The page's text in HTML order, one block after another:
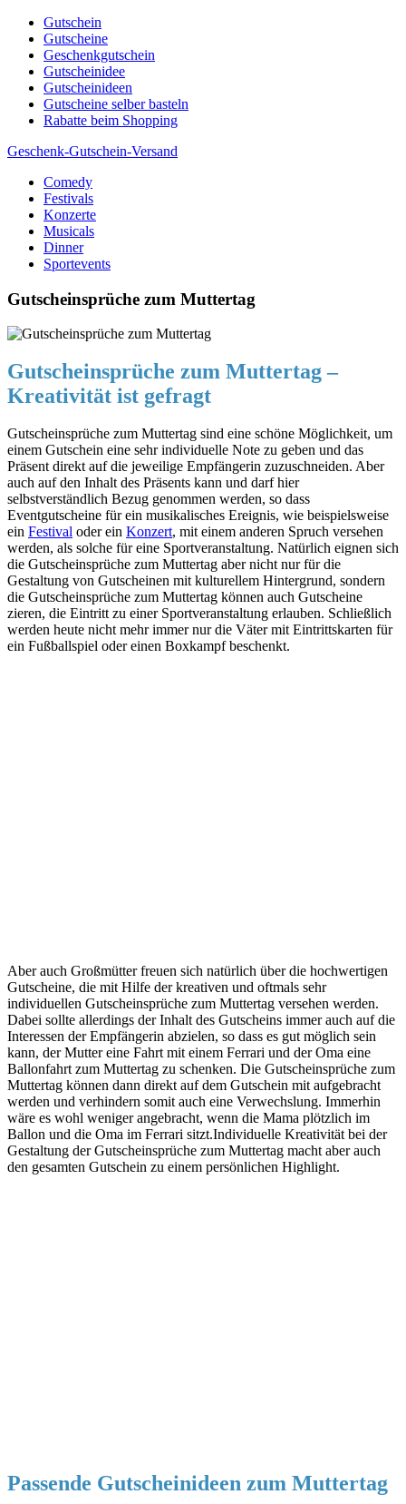
Skip
content
Gutschein
Gutscheine
Geschenkgutschein
Gutscheinidee
Gutscheinideen
Gutscheine selber basteln
Rabatte beim Shopping
Geschenk-Gutschein-Versand
Gutscheine, Gutscheinsprüche und Geschenkideen
Comedy
Festivals
Konzerte
Musicals
Dinner
Sportevents
Gutscheinsprüche zum Muttertag
Gutscheinsprüche zum Muttertag –
Kreativität ist gefragt
Gutscheinsprüche zum Muttertag sind eine schöne Möglichkeit, um
einem Gutschein eine sehr individuelle Note zu geben und das
Präsent direkt auf die jeweilige Empfängerin zuzuschneiden. Aber
auch auf den Inhalt des Präsents kann und darf hier
selbstverständlich Bezug genommen werden, so dass
Eventgutscheine für ein musikalisches Ereignis, wie beispielsweise
ein Festival oder ein Konzert, mit einem anderen Spruch versehen
werden, als solche für eine Sportveranstaltung. Natürlich eignen sich
die Gutscheinsprüche zum Muttertag aber nicht nur für die
Gestaltung von Gutscheinen mit kulturellem Hintergrund, sondern
die Gutscheinsprüche zum Muttertag können auch Gutscheine
zieren, die Eintritt zu einer Sportveranstaltung erlauben. Schließlich
werden heute nicht mehr immer nur die Väter mit Eintrittskarten für
ein Fußballspiel oder einen Boxkampf beschenkt.
Aber auch Großmütter freuen sich natürlich über die hochwertigen
Gutscheine, die mit Hilfe der kreativen und oftmals sehr
individuellen Gutscheinsprüche zum Muttertag versehen werden.
Dabei sollte allerdings der Inhalt des Gutscheins immer auch auf die
Interessen der Empfängerin abzielen, so dass es gut möglich sein
kann, der Mutter eine Fahrt mit einem Ferrari und der Oma eine
Ballonfahrt zum Muttertag zu schenken. Die Gutscheinsprüche zum
Muttertag können dann direkt auf dem Gutschein mit aufgebracht
werden und verhindern somit auch eine Verwechslung. Immerhin
wäre es wohl weniger angebracht, wenn die Mama plötzlich im
Ballon und die Oma im Ferrari sitzt.Individuelle Kreativität bei der
Gestaltung der Gutscheinsprüche zum Muttertag macht aber auch
den gesamten Gutschein zu einem persönlichen Highlight.
Passende Gutscheinideen zum Muttertag